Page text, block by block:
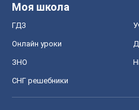
Моя школа
ГДЗ
Онлайн уроки
ЗНО
СНГ решебники